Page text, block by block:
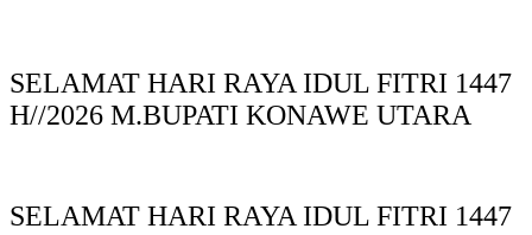
SELAMAT HARI RAYA IDUL FITRI 1447
H//2026 M.BUPATI KONAWE UTARA
SELAMAT HARI RAYA IDUL FITRI 1447